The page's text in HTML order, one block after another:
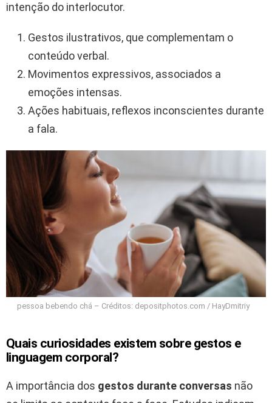
intenção do interlocutor.
Gestos ilustrativos, que complementam o
conteúdo verbal.
Movimentos expressivos, associados a
emoções intensas.
Ações habituais, reflexos inconscientes durante
a fala.
pessoa bebendo chá – Créditos: depositphotos.com / HayDmitriy
Quais curiosidades existem sobre gestos e
linguagem corporal?
A importância dos gestos durante conversas não